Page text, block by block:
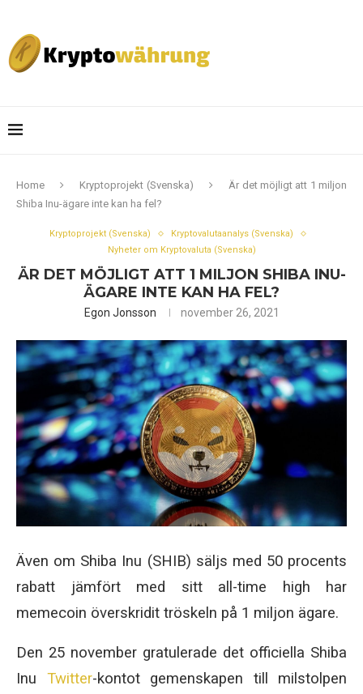
Home Kryptoprojekt (Svenska)
Är det möjligt att 1 miljon
Shiba Inu-ägare inte kan ha fel?
Kryptoprojekt (Svenska)
Kryptovalutaanalys (Svenska)
Nyheter om Kryptovaluta (Svenska)
ÄR DET MÖJLIGT ATT 1 MILJON SHIBA INU-
ÄGARE INTE KAN HA FEL?
Egon Jonsson november 26, 2021
Även om Shiba Inu (SHIB) säljs med 50 procents
rabatt jämfört med sitt all-time high har
memecoin överskridit tröskeln på 1 miljon ägare.
Den 25 november gratulerade det officiella Shiba
Inu Twitter-kontot gemenskapen till milstolpen